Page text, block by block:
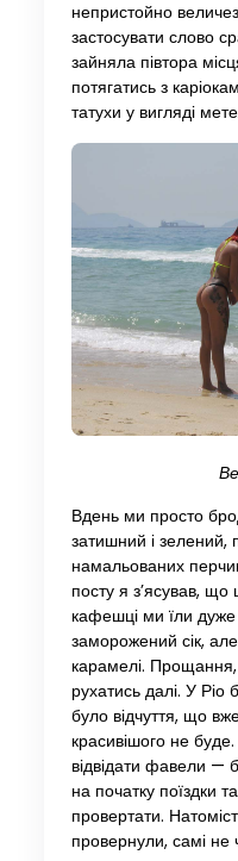
непристойно
застосувати слово
зайняла півтора
потягатись з
татухи у вигляді
Вдень ми просто
затишний і зелений,
намальованих
посту я з’ясував,
кафешці ми їли
заморожений сік, але
карамелі.
рухатись далі. У Ріо
було відчуття, що
красивішого не
відвідати фавели —
на початку поїздки
провертати.
провернули, самі не